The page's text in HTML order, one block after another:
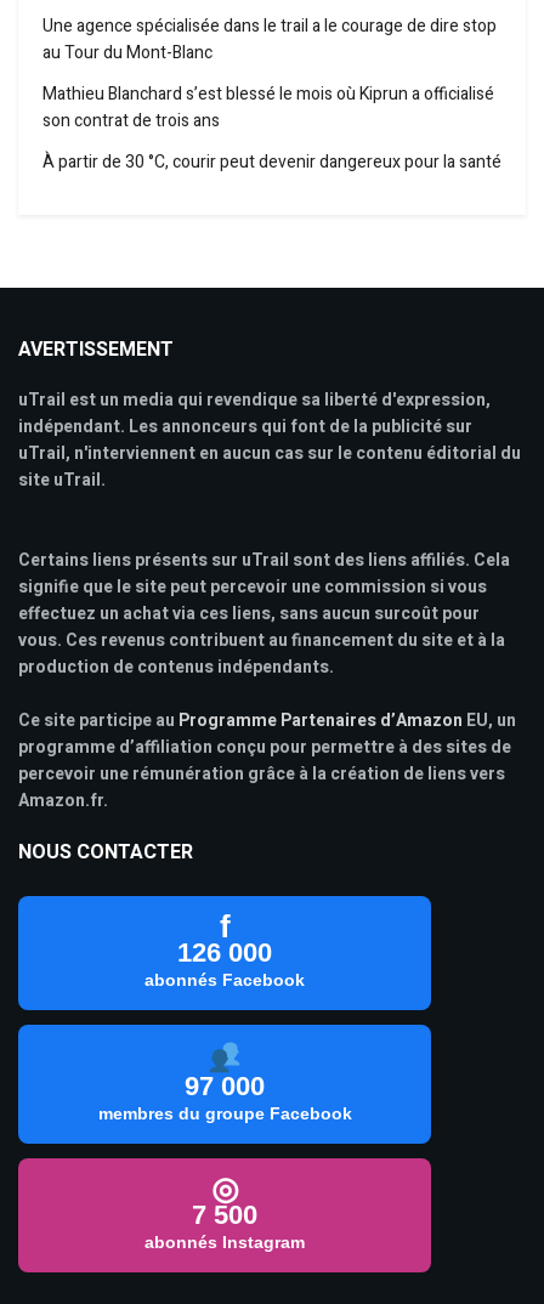
Une agence spécialisée dans le trail a le courage de dire stop
au Tour du Mont-Blanc
Mathieu Blanchard s’est blessé le mois où Kiprun a officialisé
son contrat de trois ans
À partir de 30 °C, courir peut devenir dangereux pour la santé
AVERTISSEMENT
uTrail est un media qui revendique sa liberté d'expression,
indépendant. Les annonceurs qui font de la publicité sur
uTrail, n'interviennent en aucun cas sur le contenu éditorial du
site uTrail.
Certains liens présents sur uTrail sont des liens affiliés. Cela
signifie que le site peut percevoir une commission si vous
effectuez un achat via ces liens, sans aucun surcoût pour
vous. Ces revenus contribuent au financement du site et à la
production de contenus indépendants.
Ce site participe au Programme Partenaires d’Amazon EU, un
programme d’affiliation conçu pour permettre à des sites de
percevoir une rémunération grâce à la création de liens vers
Amazon.fr.
NOUS CONTACTER
f
126 000
abonnés Facebook
97 000
membres du groupe Facebook
◎
7 500
abonnés Instagram